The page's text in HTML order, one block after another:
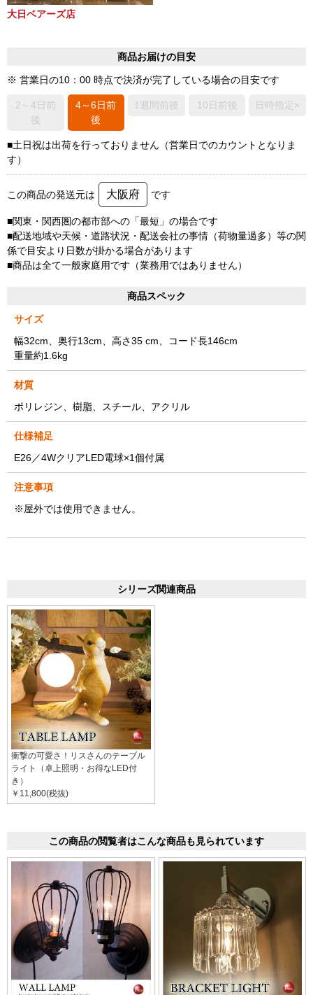
大日ベアーズ店
商品お届けの目安
※ 営業日の10：00 時点で決済が完了している場合の目安です
2～4日前
後
4～6日前
後
1週間前後 10日前後 日時指定×
■土日祝は出荷を行っておりません（営業日でのカウントとなりま
す）
この商品の発送元は 大阪府 です
■関東・関西圏の都市部への「最短」の場合です
■配送地域や天候・道路状況・配送会社の事情（荷物量過多）等の関
係で目安より日数が掛かる場合があります
■商品は全て一般家庭用です（業務用ではありません）
商品スペック
サイズ
幅32cm、奥行13cm、高さ35 cm、コード長146cm
重量約1.6kg
材質
ポリレジン、樹脂、スチール、アクリル
仕様補足
E26／4WクリアLED電球×1個付属
注意事項
※屋外では使用できません。
シリーズ関連商品
衝撃の可愛さ！リスさんのテーブル
ライト（卓上照明・お得なLED付
き）
￥11,800(税抜)
この商品の閲覧者はこんな商品も見られています